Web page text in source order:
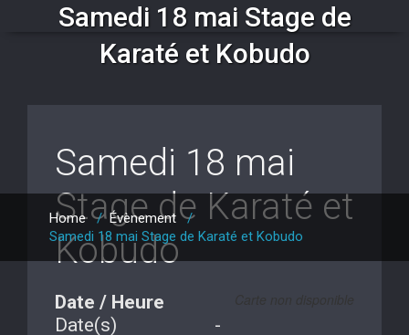
Samedi 18 mai Stage de
Karaté et Kobudo
Home/Évènement /
Samedi 18 mai Stage de Karaté et Kobudo
Samedi 18 mai
Stage de Karaté et
Kobudo
Date / Heure
Date(s) -